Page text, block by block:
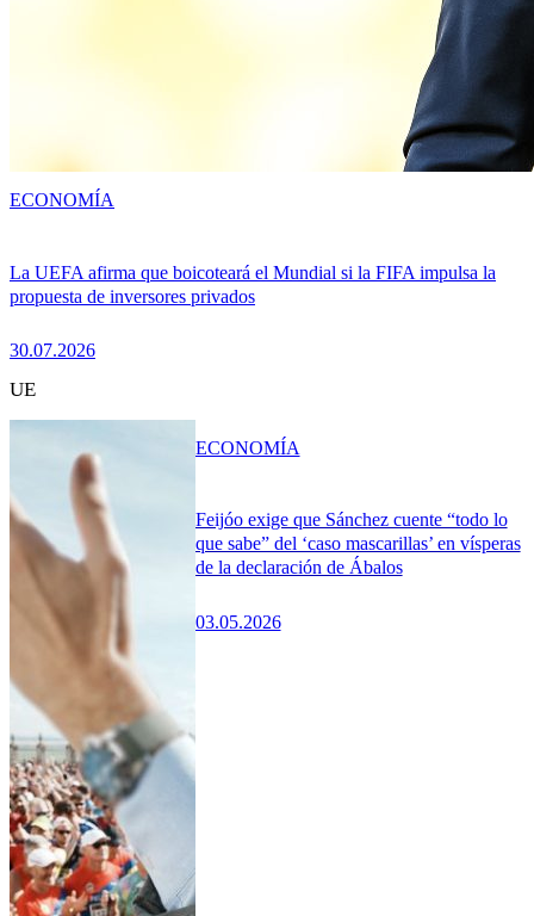
La UEFA afirma que boicoteará el Mundial si la FIFA impulsa la
propuesta de inversores privados
30.07.2026
ECONOMÍA
UE
Feijóo exige que Sánchez cuente “todo lo
que sabe” del ‘caso mascarillas’ en vísperas
de la declaración de Ábalos
03.05.2026
ECONOMÍA